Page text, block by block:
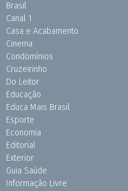
Brasil
Canal 1
Casa e Acabamento
Cinema
Condomínios
Cruzeirinho
Do Leitor
Educação
Educa Mais Brasil
Esporte
Economia
Editorial
Exterior
Guia Saúde
Informação Livre